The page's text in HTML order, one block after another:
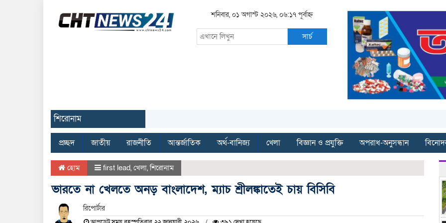
শনিবার, ০১ অগাস্ট ২০২৬, ০৬:১৭ পূর্বাহ্ন
সার্চ
শিরোনাম
প্রচ্ছদ জাতীয় রাজনীতি আন্তর্জাতিক অর্থ-বানিজ্য খেলা বিজ্ঞান ও প্রযুক্তি অপরাধ-অনুসন্ধান
হোম first lead, খেলা,শিরোনাম
ভারতে না খেলতে অনড় বাংলাদেশ, ম্যাচ শ্রীলঙ্কাতেই চায় বিসিবি
রিপোর্টার